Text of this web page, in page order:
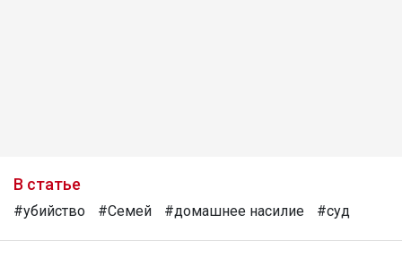
В статье
#убийство #Семей #домашнее насилие #суд